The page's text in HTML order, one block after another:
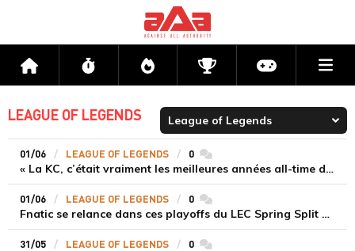
Accueil Flux Directs CompétitionsActu jeux
LEAGUE OF LEGENDS
01/06 LEAGUE OF LEGENDS 0 commentaires
« La KC, c’était vraiment les meilleures années all-time de ma vie », Saken revient sur ses débuts, la scène française et ses premières désillusions au micro de Trayton
01/06 LEAGUE OF LEGENDS 0 commentaires
Fnatic se relance dans ces playoffs du LEC Spring Split en s’imposant 3-1 contre GiantX lors du Round 1 du Lower Bracket
31/05 LEAGUE OF LEGENDS 0 commentaires